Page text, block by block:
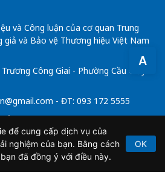
A
và Công luận của cơ quan Trung
giả và Bảo vệ Thương hiệu Việt Nam
Công Giai - Phường Cầu Giấy -
- ĐT: 093 172 5555
điện tử số 64/GP-BTTTT do Bộ
cấp ngày 21/2/2020.
để cung cấp dịch vụ của
nghiệm của bạn. Bằng cách
đã đồng ý với điều này.
OK